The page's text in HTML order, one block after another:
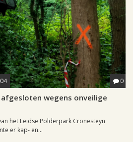
0
afgesloten wegens onveilige
het Leidse Polderpark Cronesteyn
er kap- en...